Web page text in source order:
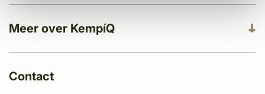
Meer over KempíQ
Contact